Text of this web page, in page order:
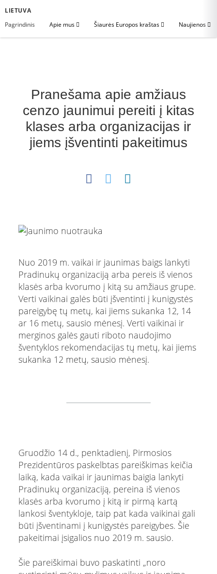
LIETUVA
Pagrindinis
Apie mus Šiaurės Europos kraštas Naujienos
Pranešama apie amžiaus
cenzo jaunimui pereiti į kitas
klases arba organizacijas ir
jiems įšventinti pakeitimus
Nuo 2019 m. vaikai ir jaunimas baigs lankyti
Pradinukų organizaciją arba pereis iš vienos
klasės arba kvorumo į kitą su amžiaus grupe.
Verti vaikinai galės būti įšventinti į kunigystės
pareigybę tų metų, kai jiems sukanka 12, 14
ar 16 metų, sausio mėnesį. Verti vaikinai ir
merginos galės gauti riboto naudojimo
šventyklos rekomendacijas tų metų, kai jiems
sukanka 12 metų, sausio mėnesį.
Gruodžio 14 d., penktadienį, Pirmosios
Prezidentūros paskelbtas pareiškimas keičia
laiką, kada vaikai ir jaunimas baigia lankyti
Pradinukų organizaciją, pereina iš vienos
klasės arba kvorumo į kitą ir pirmą kartą
lankosi šventykloje, taip pat kada vaikinai gali
būti įšventinami į kunigystės pareigybes. Šie
pakeitimai įsigalios nuo 2019 m. sausio.
Šie pareiškimai buvo paskatinti „noro